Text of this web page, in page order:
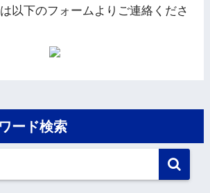
以下のフォームよりご連絡くださ
ード検索